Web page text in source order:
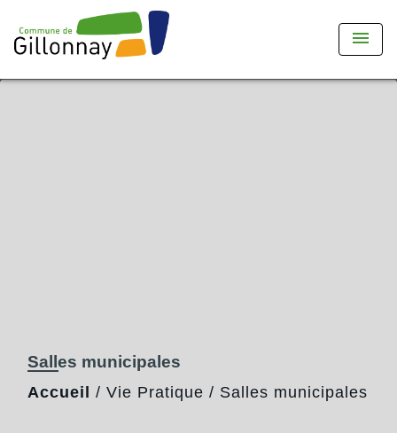
menu
Salles municipales
Accueil / Vie Pratique / Salles municipales